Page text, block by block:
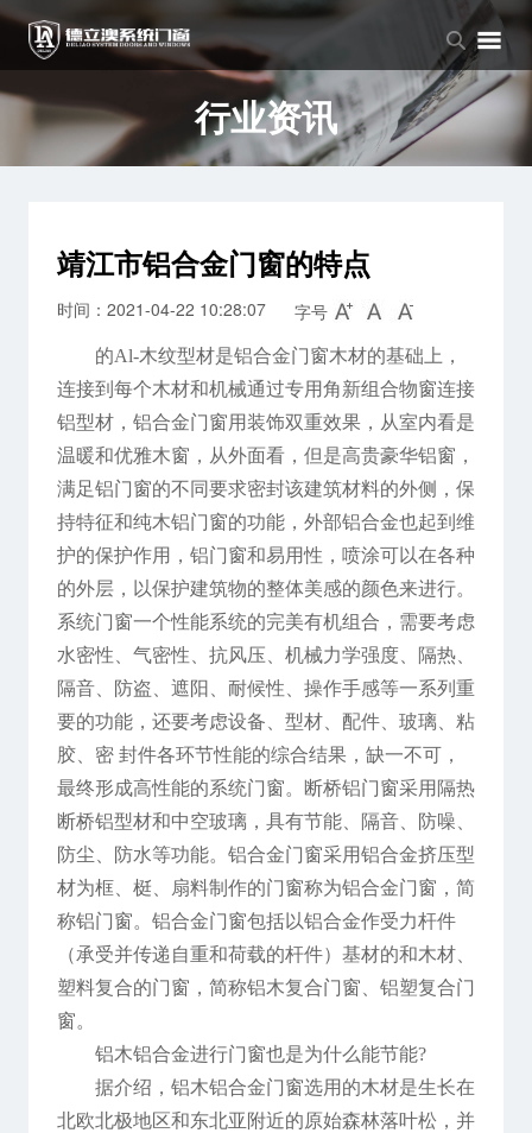
品牌中心
品牌介绍
企业文化
产品中心
窗系列
门系列
新闻中心
公司新闻
行业资讯
行业资讯
靖江市铝合金门窗的特点
时间：2021-04-22 10:28:07 字号
的Al-木纹型材是铝合金门窗木材的基础上，
连接到每个木材和机械通过专用角新组合物窗连接
铝型材，铝合金门窗用装饰双重效果，从室内看是
温暖和优雅木窗，从外面看，但是高贵豪华铝窗，
满足铝门窗的不同要求密封该建筑材料的外侧，保
持特征和纯木铝门窗的功能，外部铝合金也起到维
护的保护作用，铝门窗和易用性，喷涂可以在各种
的外层，以保护建筑物的整体美感的颜色来进行。
系统门窗一个性能系统的完美有机组合，需要考虑
水密性、气密性、抗风压、机械力学强度、隔热、
隔音、防盗、遮阳、耐候性、操作手感等一系列重
要的功能，还要考虑设备、型材、配件、玻璃、粘
胶、密 封件各环节性能的综合结果，缺一不可，
最终形成高性能的系统门窗。断桥铝门窗采用隔热
断桥铝型材和中空玻璃，具有节能、隔音、防噪、
防尘、防水等功能。铝合金门窗采用铝合金挤压型
材为框、梃、扇料制作的门窗称为铝合金门窗，简
称铝门窗。铝合金门窗包括以铝合金作受力杆件
（承受并传递自重和荷载的杆件）基材的和木材、
塑料复合的门窗，简称铝木复合门窗、铝塑复合门
窗。
铝木铝合金进行门窗也是为什么能节能?
据介绍，铝木铝合金门窗选用的木材是生长在
北欧北极地区和东北亚附近的原始森林落叶松，并